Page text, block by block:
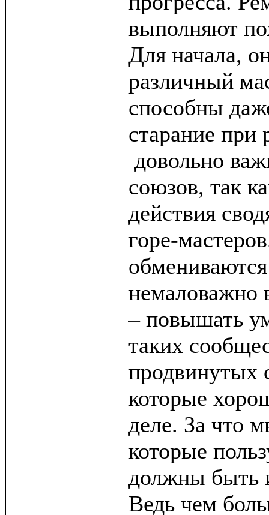
выполняют
Для начала,
различный
способны
старание при
довольно
союзов, так
действия
горе-
немаловажно
– повышать
таких
продвинутых
которые
деле. За что
которые
должны быть
Ведь чем